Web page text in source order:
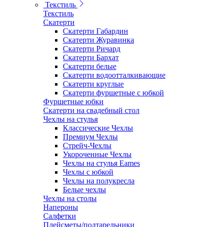
Текстиль
Текстиль
Скатерти
Скатерти Габардин
Скатерти Журавинка
Скатерти Ричард
Скатерти Бархат
Скатерти белые
Скатерти водоотталкивающие
Скатерти круглые
Скатерти фуршетные с юбкой
Фуршетные юбки
Скатерти на свадебный стол
Чехлы на стулья
Классические Чехлы
Премиум Чехлы
Стрейч-Чехлы
Укороченные Чехлы
Чехлы на стулья Eames
Чехлы с юбкой
Чехлы на полукресла
Белые чехлы
Чехлы на столы
Напероны
Салфетки
Плейсметы/подтарельники